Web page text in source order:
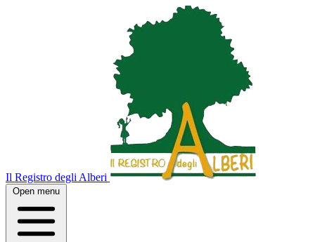
Il Registro degli Alberi
Open menu